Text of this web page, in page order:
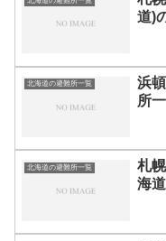
道)
北海道の避難所一覧
浜
所
北海道の避難所一覧
札
海